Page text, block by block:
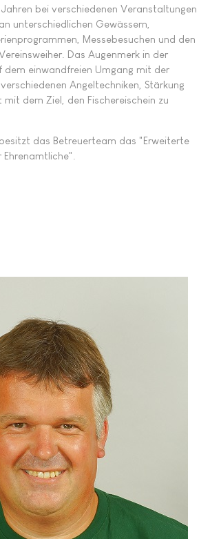
Jahren bei verschiedenen Veranstaltungen
unterschiedlichen Gewässern,
Messebesuchen und den
Das Augenmerk in der
dem einwandfreien Umgang mit der
Angeltechniken, Stärkung
dem Ziel, den Fischereischein zu
das Betreuerteam das "Erweiterte
Ehrenamtliche".